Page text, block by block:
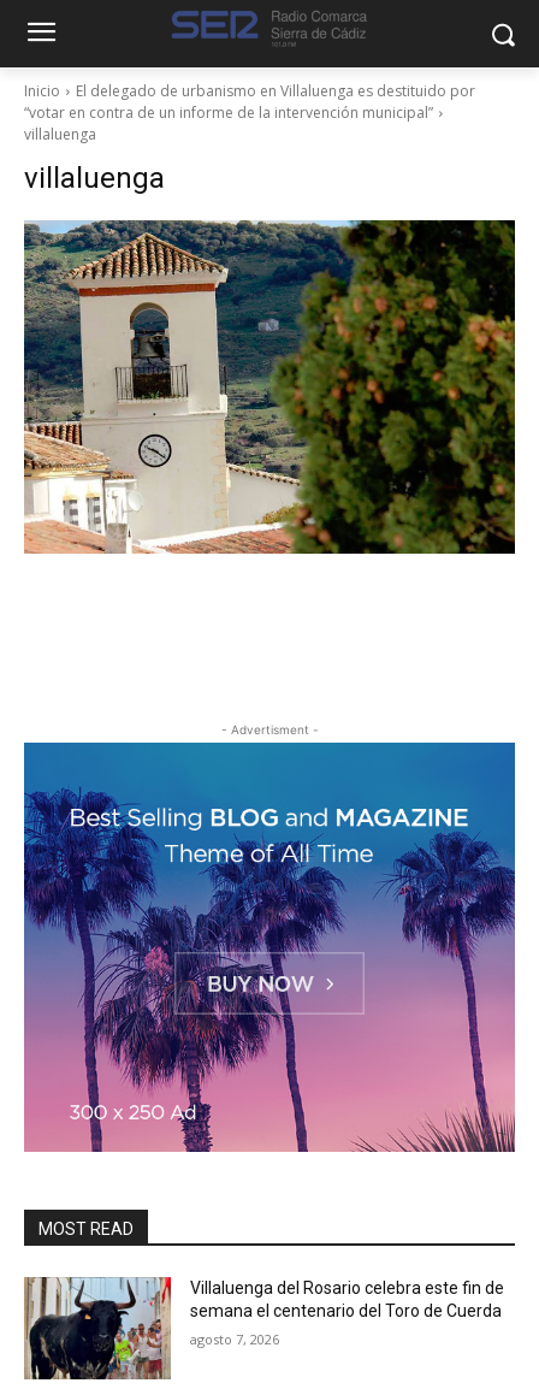
Inicio
El delegado de urbanismo en Villaluenga es destituido por
“votar en contra de un informe de la intervención municipal”
villaluenga
villaluenga
- Advertisment -
MOST READ
Villaluenga del Rosario celebra este fin de
semana el centenario del Toro de Cuerda
agosto 7, 2026